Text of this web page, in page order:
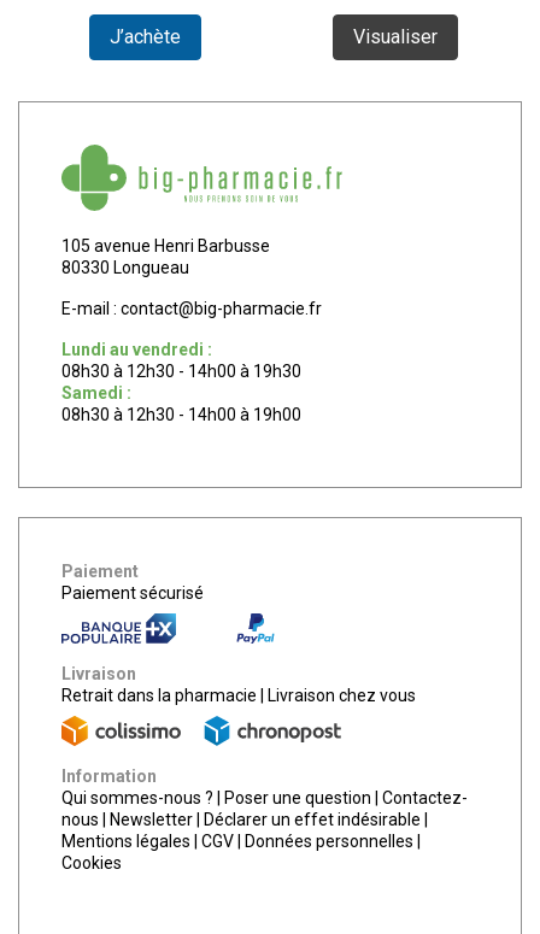
J’achète Visualiser
105 avenue Henri Barbusse
80330 Longueau
E-mail : contact@big-pharmacie.fr
Lundi au vendredi :
08h30 à 12h30 - 14h00 à 19h30
Samedi :
08h30 à 12h30 - 14h00 à 19h00
Paiement
Paiement sécurisé
Livraison
Retrait dans la pharmacie
Livraison chez vous
Information
Qui sommes-nous ?
Poser une question
Contactez-
nous
Newsletter Déclarer un effet indésirable
Mentions légales
CGV Données personnelles
Cookies